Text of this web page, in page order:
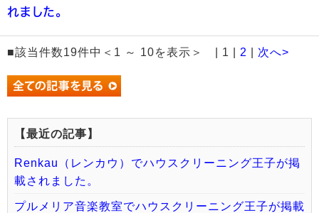
れました。
■該当件数19件中＜1 ～ 10を表示＞ | 1 | 2 次へ>
【最近の記事】
Renkau（レンカウ）でハウスクリーニング王子が掲
載されました。
プルメリア音楽教室でハウスクリーニング王子が掲載